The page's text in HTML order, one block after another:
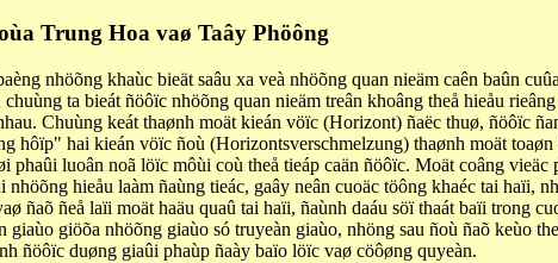
Trung Hoa vaø Taây Phöông
nhöõng khaùc bieät saâu xa veà nhöõng quan nieäm caên baûn
ta bieát ñöôïc nhöõng quan nieäm treân khoâng theå hieåu
Chuùng keát thaønh moät kieán vöïc (Horizont) ñaëc thuø, ñöôïc
hôïp" hai kieán vöïc ñoù (Horizontsverschmelzung) thaønh moät
phaûi luoân noã löïc môùi coù theå tieáp caän ñöôïc. Moät coâng
hieåu laàm ñaùng tieác, gaây neân cuoäc töông khaéc tai haïi,
ñaõ ñeå laïi moät haäu quaû tai haïi, ñaùnh daáu söï thaát baïi trong
giöõa nhöõng giaùo só truyeàn giaùo, nhöng sau ñoù ñaõ keùo
ñöôïc duøng giaûi phaùp ñaày baïo löïc vaø cöôøng quyeàn.